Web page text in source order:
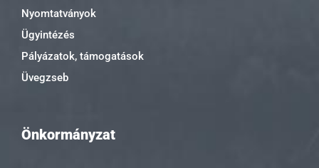
Nyomtatványok
Ügyintézés
Pályázatok, támogatások
Üvegzseb
Önkormányzat